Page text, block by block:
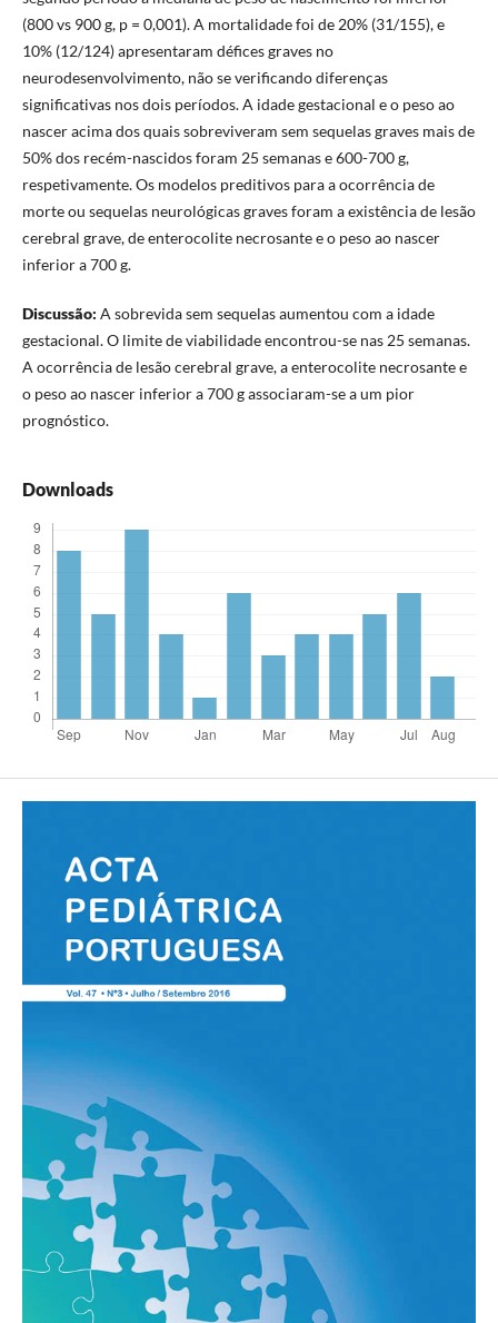
(800 vs 900 g, p = 0,001). A mortalidade foi de 20% (31/155), e
10% (12/124) apresentaram défices graves no
neurodesenvolvimento, não se verificando diferenças
significativas nos dois períodos. A idade gestacional e o peso ao
nascer acima dos quais sobreviveram sem sequelas graves mais de
50% dos recém-nascidos foram 25 semanas e 600-700 g,
respetivamente. Os modelos preditivos para a ocorrência de
morte ou sequelas neurológicas graves foram a existência de lesão
cerebral grave, de enterocolite necrosante e o peso ao nascer
inferior a 700 g.
Discussão: A sobrevida sem sequelas aumentou com a idade
gestacional. O limite de viabilidade encontrou-se nas 25 semanas.
A ocorrência de lesão cerebral grave, a enterocolite necrosante e
o peso ao nascer inferior a 700 g associaram-se a um pior
prognóstico.
Downloads